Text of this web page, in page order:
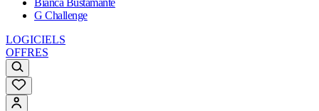
Bianca Bustamante
G Challenge
LOGICIELS
OFFRES